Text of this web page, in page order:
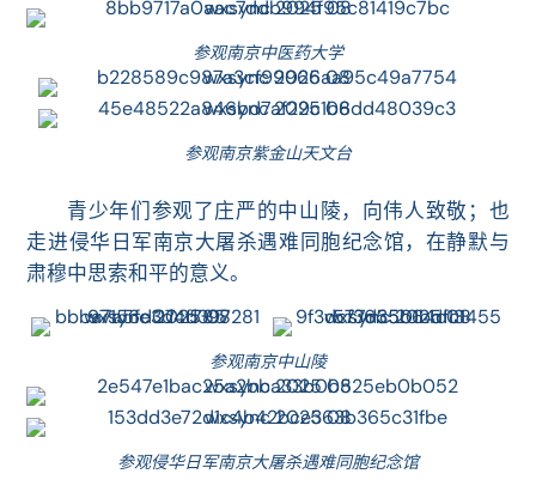
参观南京中医药大学
参观南京紫金山天文台
青少年们参观了庄严的中山陵，向伟人致敬；也
走进侵华日军南京大屠杀遇难同胞纪念馆，在静默与
肃穆中思索和平的意义。
参观南京中山陵
参观侵华日军南京大屠杀遇难同胞纪念馆